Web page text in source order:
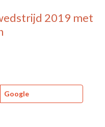
2019 met
Google